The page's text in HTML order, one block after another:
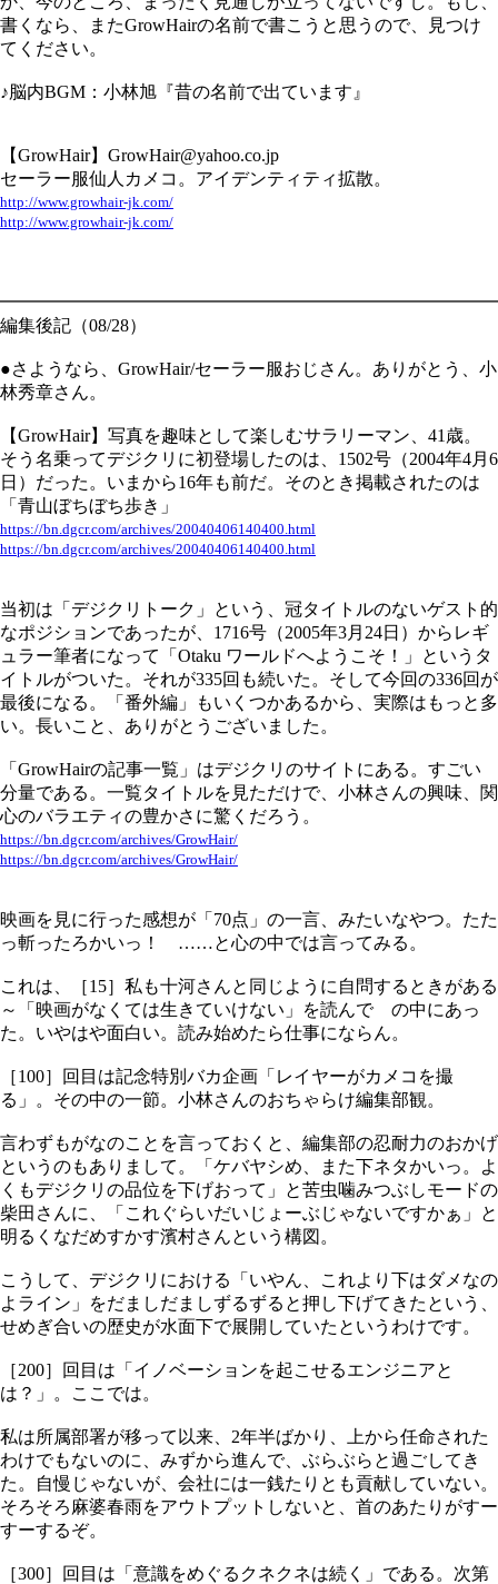
書くなら、またGrowHairの名前で書こうと思うので、見つけ
てください。
♪脳内BGM：小林旭『昔の名前で出ています』
【GrowHair】GrowHair@yahoo.co.jp
セーラー服仙人カメコ。アイデンティティ拡散。
http://www.growhair-jk.com/
http://www.growhair-jk.com/
編集後記（08/28）
●さようなら、GrowHair/セーラー服おじさん。ありがとう、小
林秀章さん。
【GrowHair】写真を趣味として楽しむサラリーマン、41歳。
そう名乗ってデジクリに初登場したのは、1502号（2004年4月6
日）だった。いまから16年も前だ。そのとき掲載されたのは
「青山ぼちぼち歩き」
https://bn.dgcr.com/archives/20040406140400.html
https://bn.dgcr.com/archives/20040406140400.html
当初は「デジクリトーク」という、冠タイトルのないゲスト的
なポジションであったが、1716号（2005年3月24日）からレギ
ュラー筆者になって「Otaku ワールドへようこそ！」というタ
イトルがついた。それが335回も続いた。そして今回の336回が
最後になる。「番外編」もいくつかあるから、実際はもっと多
い。長いこと、ありがとうございました。
「GrowHairの記事一覧」はデジクリのサイトにある。すごい
分量である。一覧タイトルを見ただけで、小林さんの興味、関
心のバラエティの豊かさに驚くだろう。
https://bn.dgcr.com/archives/GrowHair/
https://bn.dgcr.com/archives/GrowHair/
映画を見に行った感想が「70点」の一言、みたいなやつ。たた
っ斬ったろかいっ！ ……と心の中では言ってみる。
これは、［15］私も十河さんと同じように自問するときがある
～「映画がなくては生きていけない」を読んで の中にあっ
た。いやはや面白い。読み始めたら仕事にならん。
［100］回目は記念特別バカ企画「レイヤーがカメコを撮
る」。その中の一節。小林さんのおちゃらけ編集部観。
言わずもがなのことを言っておくと、編集部の忍耐力のおかげ
というのもありまして。「ケバヤシめ、また下ネタかいっ。よ
くもデジクリの品位を下げおって」と苦虫噛みつぶしモードの
柴田さんに、「これぐらいだいじょーぶじゃないですかぁ」と
明るくなだめすかす濱村さんという構図。
こうして、デジクリにおける「いやん、これより下はダメなの
よライン」をだましだましずるずると押し下げてきたという、
せめぎ合いの歴史が水面下で展開していたというわけです。
［200］回目は「イノベーションを起こせるエンジニアと
は？」。ここでは。
私は所属部署が移って以来、2年半ばかり、上から任命された
わけでもないのに、みずから進んで、ぶらぶらと過ごしてき
た。自慢じゃないが、会社には一銭たりとも貢献していない。
そろそろ麻婆春雨をアウトプットしないと、首のあたりがすー
すーするぞ。
［300］回目は「意識をめぐるクネクネは続く」である。次第